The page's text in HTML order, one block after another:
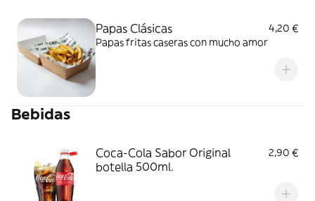
Papas Clásicas
4,20 €
Papas fritas caseras con mucho amor
Bebidas
Coca-Cola Sabor Original
botella 500ml.
2,90 €